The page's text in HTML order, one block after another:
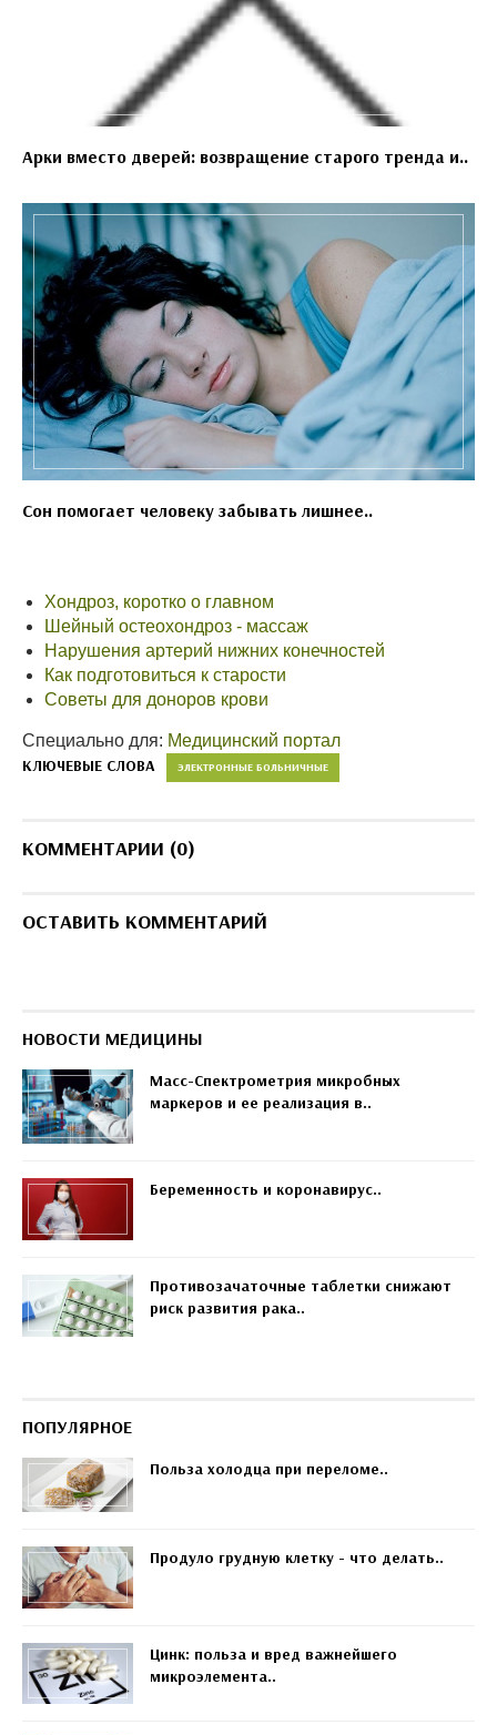
Арки вместо дверей: возвращение старого тренда и..
Сон помогает человеку забывать лишнее..
Хондроз, коротко о главном
Шейный остеохондроз - массаж
Нарушения артерий нижних конечностей
Как подготовиться к старости
Советы для доноров крови
Специально для: Медицинский портал
КЛЮЧЕВЫЕ СЛОВА ЭЛЕКТРОННЫЕ БОЛЬНИЧНЫЕ
КОММЕНТАРИИ (0)
ОСТАВИТЬ КОММЕНТАРИЙ
НОВОСТИ МЕДИЦИНЫ
Масс-Спектрометрия микробных
маркеров и ее реализация в..
Беременность и коронавирус..
Противозачаточные таблетки снижают
риск развития рака..
ПОПУЛЯРНОЕ
Польза холодца при переломе..
Продуло грудную клетку - что делать..
Цинк: польза и вред важнейшего
микроэлемента..